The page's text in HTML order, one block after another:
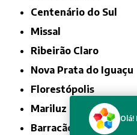
Centenário do Sul
Missal
Ribeirão Claro
Nova Prata do Iguaçu
Florestópolis
Mariluz
Barracão
Olá!